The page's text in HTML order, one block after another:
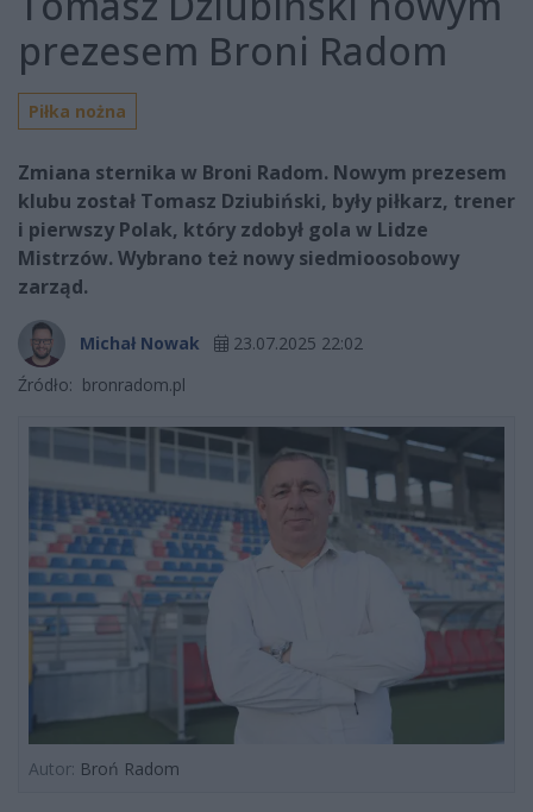
prezesem Broni Radom
Piłka nożna
Zmiana sternika w Broni Radom. Nowym prezesem
klubu został Tomasz Dziubiński, były piłkarz, trener
i pierwszy Polak, który zdobył gola w Lidze
Mistrzów. Wybrano też nowy siedmioosobowy
zarząd.
Michał Nowak
23.07.2025 22:02
Źródło: bronradom.pl
Autor: Broń Radom